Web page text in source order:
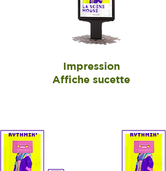
Impression
Affiche sucette